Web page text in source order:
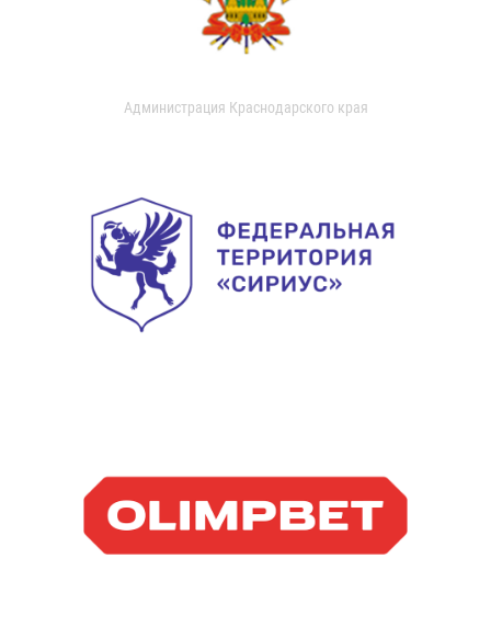
Администрация Краснодарского края